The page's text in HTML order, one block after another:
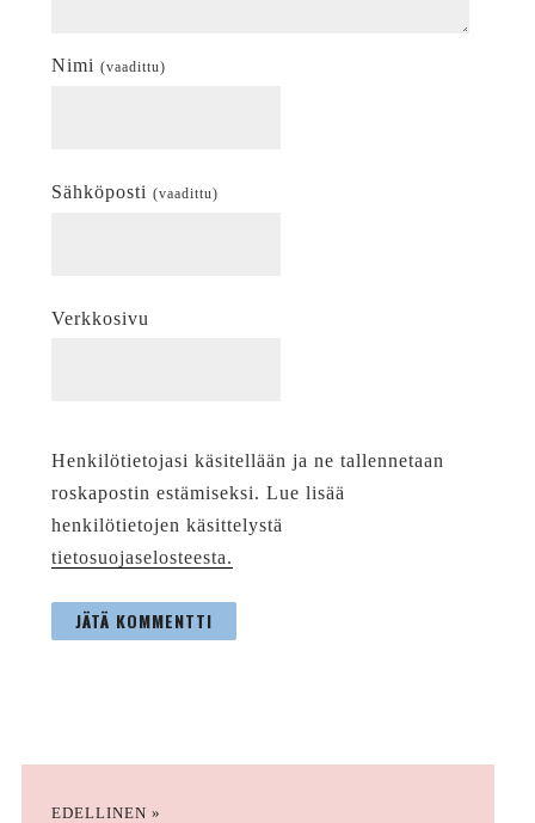
Nimi (vaadittu)
Sähköposti (vaadittu)
Verkkosivu
Henkilötietojasi käsitellään ja ne tallennetaan
roskapostin estämiseksi. Lue lisää
henkilötietojen käsittelystä
tietosuojaselosteesta.
EDELLINEN »